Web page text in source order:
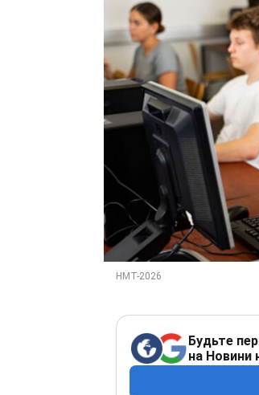
Будьте
на Новини